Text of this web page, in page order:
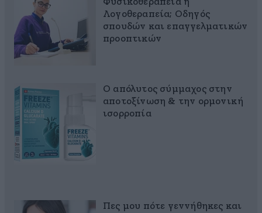
Φυσικοθεραπεία ή
Λογοθεραπεία; Οδηγός
σπουδών και επαγγελματικών
προοπτικών
Ο απόλυτος σύμμαχος στην
αποτοξίνωση & την ορμονική
ισορροπία
Πες μου πότε γεννήθηκες και